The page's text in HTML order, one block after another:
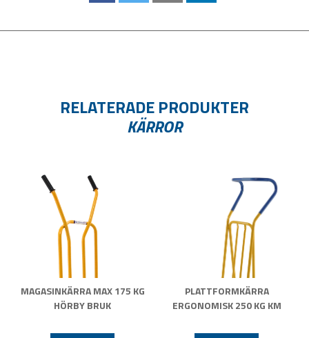
RELATERADE PRODUKTER
KÄRROR
MAGASINKÄRRA MAX 175 KG
HÖRBY BRUK
PLATTFORMKÄRRA
ERGONOMISK 250 KG KM